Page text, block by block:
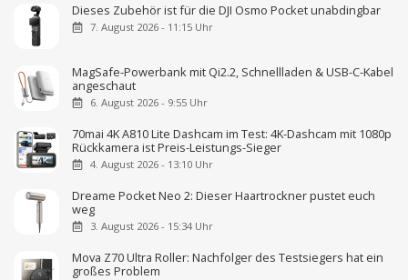
Dieses Zubehör ist für die DJI Osmo Pocket unabdingbar
7. August 2026 - 11:15 Uhr
MagSafe-Powerbank mit Qi2.2, Schnellladen & USB-C-Kabel
angeschaut
6. August 2026 - 9:55 Uhr
70mai 4K A810 Lite Dashcam im Test: 4K-Dashcam mit 1080p
Rückkamera ist Preis-Leistungs-Sieger
4. August 2026 - 13:10 Uhr
Dreame Pocket Neo 2: Dieser Haartrockner pustet euch
weg
3. August 2026 - 15:34 Uhr
Mova Z70 Ultra Roller: Nachfolger des Testsiegers hat ein
großes Problem